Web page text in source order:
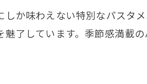
動のパスタを楽しめるレストラ
で感動を与える川口市のレス
動の味が堪能できるパスタレス
か味わえない特別なパスタ
了しています。季節感満載